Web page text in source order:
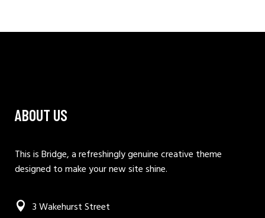
ABOUT US
This is Bridge, a refreshingly genuine creative theme
designed to make your new site shine.
3 Wakehurst Street